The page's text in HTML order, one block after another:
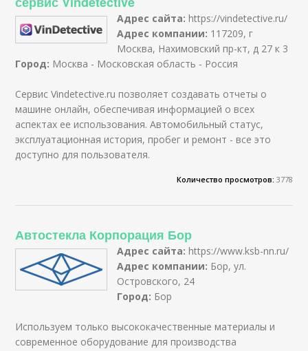
Адрес сайта: https://vindetective.ru/
Адрес компании: 117209, г
Москва, Нахимовский пр-кт, д 27 к 3
Город: Москва - Московская область - Россия
Сервис Vindetective.ru позволяет создавать отчеты о
машине онлайн, обеспечивая информацией о всех
аспектах ее использования. Автомобильный статус,
эксплуатационная история, пробег и ремонт - все это
доступно для пользователя.
Количество просмотров: 3778
Автостекла Корпорация Бор
Адрес сайта: https://www.ksb-nn.ru/
Адрес компании: Бор, ул.
Островского, 24
Город: Бор
Используем только высококачественные материалы и
современное оборудование для производства